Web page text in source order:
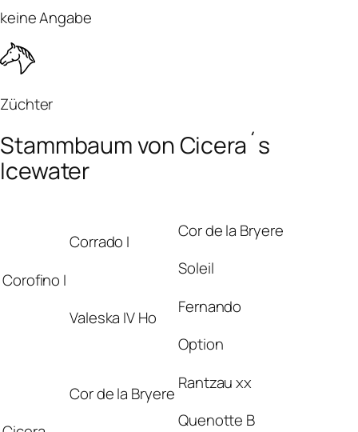
keine Angabe
Züchter
Stammbaum von Cicera´s
Icewater
Corofino I
Corrado I
Cor de la Bryere
Soleil
Valeska IV Ho
Fernando
Option
Cor de la Bryere
Rantzau xx
Quenotte B